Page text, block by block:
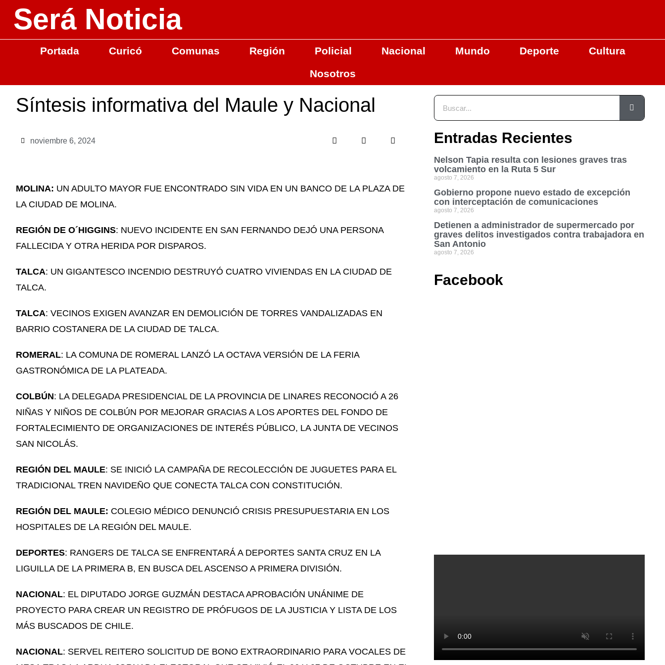
Será Noticia
Portada Curicó Comunas Región Policial Nacional Mundo Deporte
Cultura
Nosotros
Síntesis informativa del Maule y Nacional
noviembre 6, 2024
MOLINA: UN ADULTO MAYOR FUE ENCONTRADO SIN VIDA EN UN BANCO DE LA PLAZA DE
LA CIUDAD DE MOLINA.
REGIÓN DE O´HIGGINS: NUEVO INCIDENTE EN SAN FERNANDO DEJÓ UNA PERSONA
FALLECIDA Y OTRA HERIDA POR DISPAROS.
TALCA: UN GIGANTESCO INCENDIO DESTRUYÓ CUATRO VIVIENDAS EN LA CIUDAD DE
TALCA.
TALCA: VECINOS EXIGEN AVANZAR EN DEMOLICIÓN DE TORRES VANDALIZADAS EN
BARRIO COSTANERA DE LA CIUDAD DE TALCA.
ROMERAL: LA COMUNA DE ROMERAL LANZÓ LA OCTAVA VERSIÓN DE LA FERIA
GASTRONÓMICA DE LA PLATEADA.
COLBÚN: LA DELEGADA PRESIDENCIAL DE LA PROVINCIA DE LINARES RECONOCIÓ A 26
NIÑAS Y NIÑOS DE COLBÚN POR MEJORAR GRACIAS A LOS APORTES DEL FONDO DE
FORTALECIMIENTO DE ORGANIZACIONES DE INTERÉS PÚBLICO, LA JUNTA DE VECINOS
SAN NICOLÁS.
REGIÓN DEL MAULE: SE INICIÓ LA CAMPAÑA DE RECOLECCIÓN DE JUGUETES PARA EL
TRADICIONAL TREN NAVIDEÑO QUE CONECTA TALCA CON CONSTITUCIÓN.
REGIÓN DEL MAULE: COLEGIO MÉDICO DENUNCIÓ CRISIS PRESUPUESTARIA EN LOS
HOSPITALES DE LA REGIÓN DEL MAULE.
DEPORTES: RANGERS DE TALCA SE ENFRENTARÁ A DEPORTES SANTA CRUZ EN LA
LIGUILLA DE LA PRIMERA B, EN BUSCA DEL ASCENSO A PRIMERA DIVISIÓN.
NACIONAL: EL DIPUTADO JORGE GUZMÁN DESTACA APROBACIÓN UNÁNIME DE
PROYECTO PARA CREAR UN REGISTRO DE PRÓFUGOS DE LA JUSTICIA Y LISTA DE LOS
MÁS BUSCADOS DE CHILE.
NACIONAL: SERVEL REITERO SOLICITUD DE BONO EXTRAORDINARIO PARA VOCALES DE
Entradas Recientes
Nelson Tapia resulta con lesiones graves tras
volcamiento en la Ruta 5 Sur
agosto 7, 2026
Gobierno propone nuevo estado de excepción
con interceptación de comunicaciones
agosto 7, 2026
Detienen a administrador de supermercado por
graves delitos investigados contra trabajadora en
San Antonio
agosto 7, 2026
Facebook